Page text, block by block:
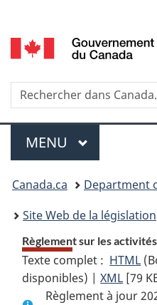
selection
Recherche
Menu
MENU PRINCIPAL
You
are
here:
Canada.ca
Department
Site Web de la législation
Règlement sur les
Texte complet : HTML
:
disponibles) |XML Texte
[79
Règlement à jour